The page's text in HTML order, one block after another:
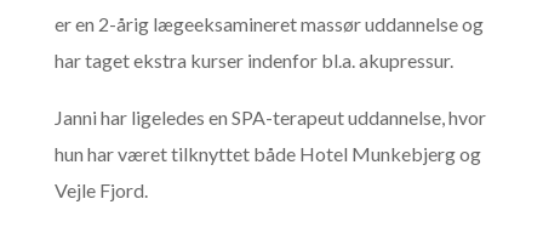
er en 2-årig lægeeksamineret massør uddannelse og
har taget ekstra kurser indenfor bl.a. akupressur.
Janni har ligeledes en SPA-terapeut uddannelse, hvor
hun har været tilknyttet både Hotel Munkebjerg og
Vejle Fjord.